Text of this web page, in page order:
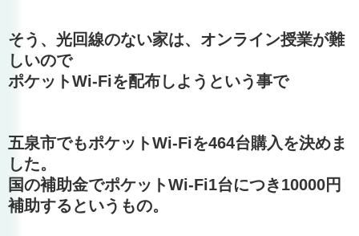
そう、光回線のない家は、オンライン授業が難
しいので
ポケットWi-Fiを配布しようという事で
五泉市でもポケットWi-Fiを464台購入を決めま
した。
国の補助金でポケットWi-Fi1台につき10000円
補助するというもの。